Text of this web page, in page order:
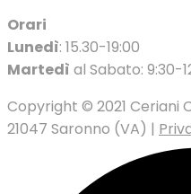
Orari
Lunedì: 15.30-19:00
Martedì al Sabato: 9:30-
Copyright © 2021 Ceriani
21047 Saronno (VA) |